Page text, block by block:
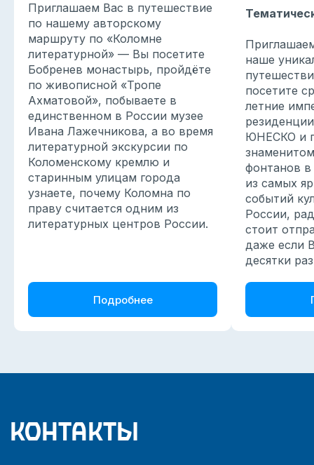
Приглашаем Вас в путешествие
по нашему авторскому
маршруту по «Коломне
литературной» — Вы посетите
Бобренев монастырь, пройдёте
по живописной «Тропе
Ахматовой», побываете в
единственном в России музее
Ивана Лажечникова, а во время
литературной экскурсии по
Коломенскому кремлю и
старинным улицам города
узнаете, почему Коломна по
праву считается одним из
литературных центров России.
Подробнее
наше
посетите
летние
ЮНЕСКО и
фонтанов
из самых
событий
России,
стоит
даже если
десятки
Присоединяйтесь
к нам в соцсетях
+7 968 003-35-55
+7 906 060-31-60
Написать в MAX
info@5terre.ru